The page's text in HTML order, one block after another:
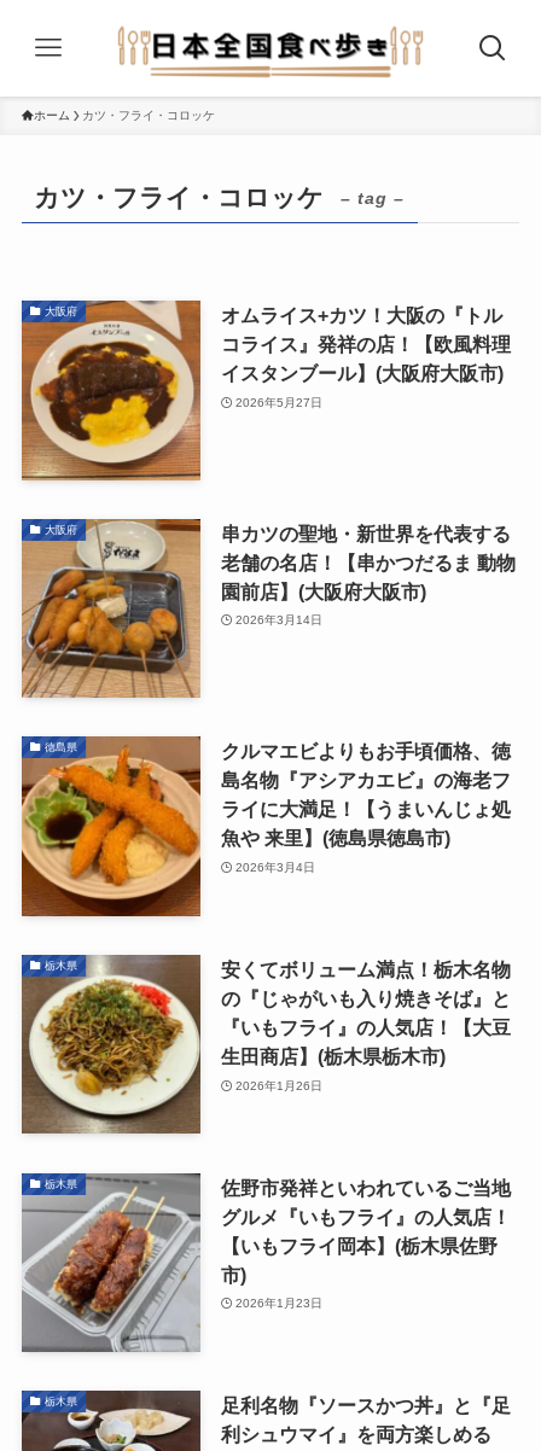
ホーム カツ・フライ・コロッケ
カツ・フライ・コロッケ – tag –
大阪府
オムライス+カツ！大阪の『トル
コライス』発祥の店！【欧風料理
イスタンブール】(大阪府大阪市)
2026年5月27日
大阪府
串カツの聖地・新世界を代表する
老舗の名店！【串かつだるま 動物
園前店】(大阪府大阪市)
2026年3月14日
徳島県
クルマエビよりもお手頃価格、徳
島名物『アシアカエビ』の海老フ
ライに大満足！【うまいんじょ処
魚や 来里】(徳島県徳島市)
2026年3月4日
栃木県
安くてボリューム満点！栃木名物
の『じゃがいも入り焼きそば』と
『いもフライ』の人気店！【大豆
生田商店】(栃木県栃木市)
2026年1月26日
栃木県
佐野市発祥といわれているご当地
グルメ『いもフライ』の人気店！
【いもフライ岡本】(栃木県佐野
市)
2026年1月23日
栃木県
足利名物『ソースかつ丼』と『足
利シュウマイ』を両方楽しめる